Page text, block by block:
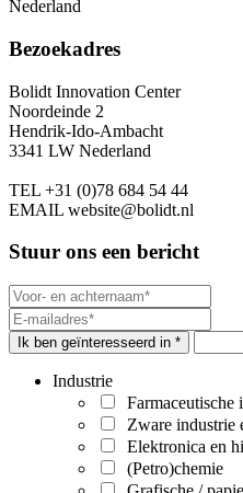
Nederland
Bezoekadres
Bolidt Innovation Center
Noordeinde 2
Hendrik-Ido-Ambacht
3341 LW Nederland
TEL +31 (0)78 684 54 44
EMAIL website@bolidt.nl
Stuur ons een bericht
Ik ben geïnteresseerd in *
Industrie
Farmaceutische
Zware industrie
Elektronica en
(Petro)chemie